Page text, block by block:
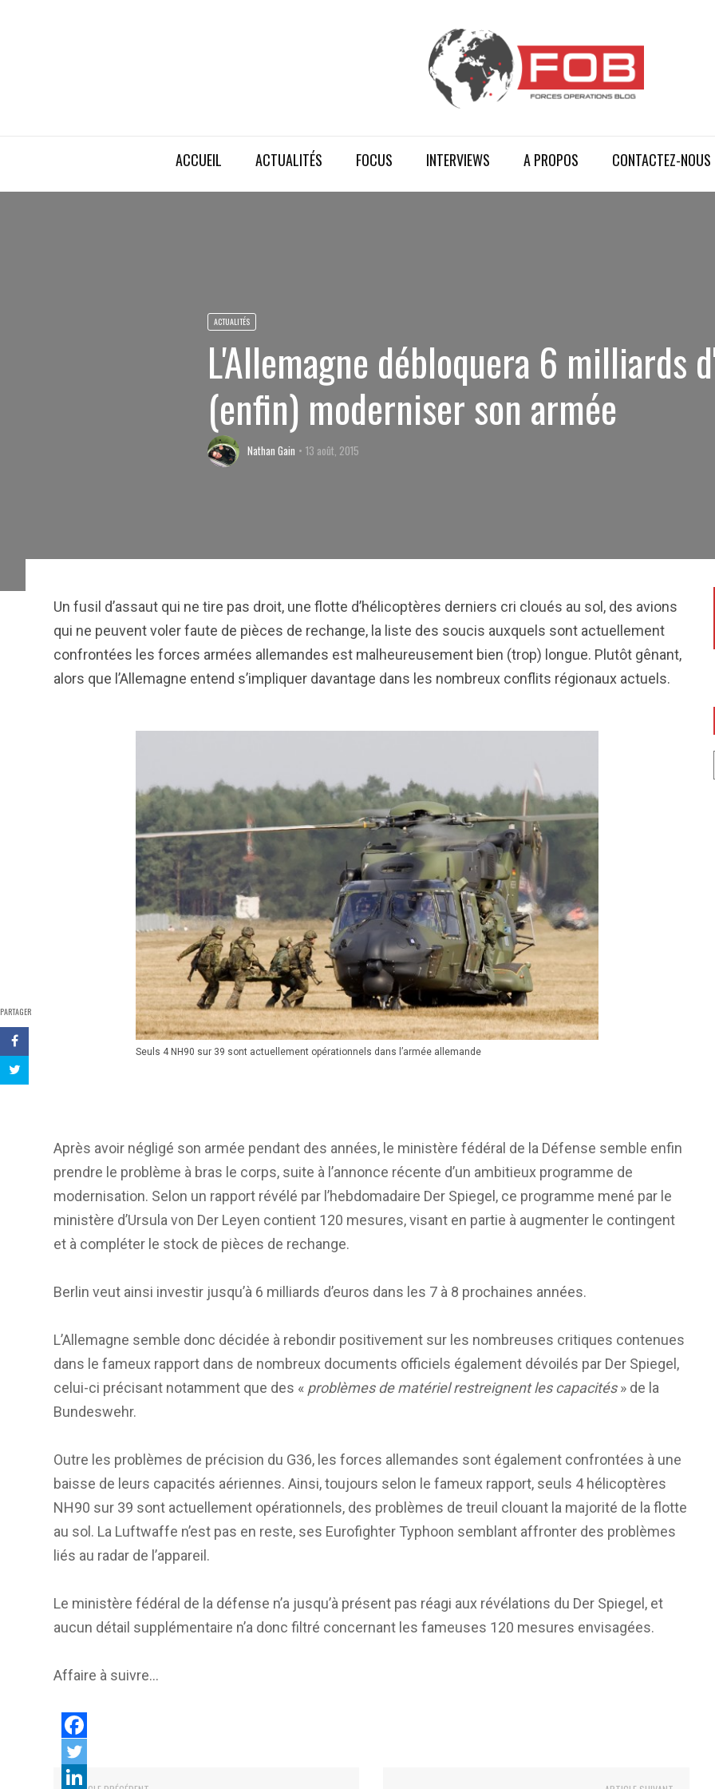
ACCUEIL ACTUALITÉS FOCUS INTERVIEWS A PROPOS CONTACTEZ-NOUS
ACTUALITÉS
L'Allemagne débloquera 6 milliards
(enfin) moderniser son armée
Nathan Gain 13 août, 2015
PARTAGER
Un fusil d’assaut qui ne tire pas droit, une flotte d’hélicoptères derniers cri cloués au sol, des avions
qui ne peuvent voler faute de pièces de rechange, la liste des soucis auxquels sont actuellement
confrontées les forces armées allemandes est malheureusement bien (trop) longue. Plutôt gênant,
alors que l’Allemagne entend s’impliquer davantage dans les nombreux conflits régionaux actuels.
Seuls 4 NH90 sur 39 sont actuellement opérationnels dans l’armée allemande
Après avoir négligé son armée pendant des années, le ministère fédéral de la Défense semble enfin
prendre le problème à bras le corps, suite à l’annonce récente d’un ambitieux programme de
modernisation. Selon un rapport révélé par l’hebdomadaire Der Spiegel, ce programme mené par le
ministère d’Ursula von Der Leyen contient 120 mesures, visant en partie à augmenter le contingent
et à compléter le stock de pièces de rechange.
Berlin veut ainsi investir jusqu’à 6 milliards d’euros dans les 7 à 8 prochaines années.
L’Allemagne semble donc décidée à rebondir positivement sur les nombreuses critiques contenues
dans le fameux rapport dans de nombreux documents officiels également dévoilés par Der Spiegel,
celui-ci précisant notamment que des « problèmes de matériel restreignent les capacités» de la
Bundeswehr.
Outre les problèmes de précision du G36, les forces allemandes sont également confrontées à une
baisse de leurs capacités aériennes. Ainsi, toujours selon le fameux rapport, seuls 4 hélicoptères
NH90 sur 39 sont actuellement opérationnels, des problèmes de treuil clouant la majorité de la flotte
au sol. La Luftwaffe n’est pas en reste, ses Eurofighter Typhoon semblant affronter des problèmes
liés au radar de l’appareil.
Le ministère fédéral de la défense n’a jusqu’à présent pas réagi aux révélations du Der Spiegel, et
aucun détail supplémentaire n’a donc filtré concernant les fameuses 120 mesures envisagées.
Affaire à suivre…